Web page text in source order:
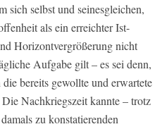
sich selbst und seinesgleichen,
als ein erreichter Ist-
Horizontvergrößerung nicht
Aufgabe gilt – es sei denn,
die bereits gewollte und erwartete
Nachkriegszeit kannte – trotz
zu konstatierenden